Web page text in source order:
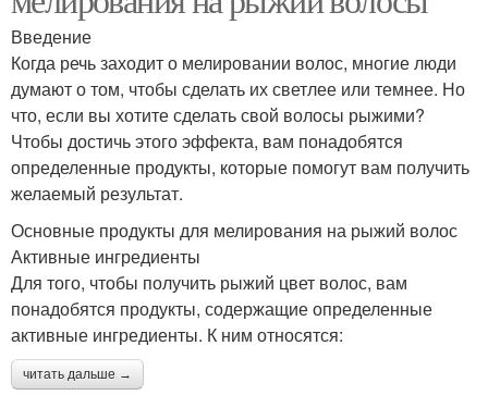
Введение
Когда речь заходит о мелировании волос, многие люди
думают о том, чтобы сделать их светлее или темнее. Но
что, если вы хотите сделать свой волосы рыжими?
Чтобы достичь этого эффекта, вам понадобятся
определенные продукты, которые помогут вам получить
желаемый результат.
Основные продукты для мелирования на рыжий волос
Активные ингредиенты
Для того, чтобы получить рыжий цвет волос, вам
понадобятся продукты, содержащие определенные
активные ингредиенты. К ним относятся:
читать дальше →